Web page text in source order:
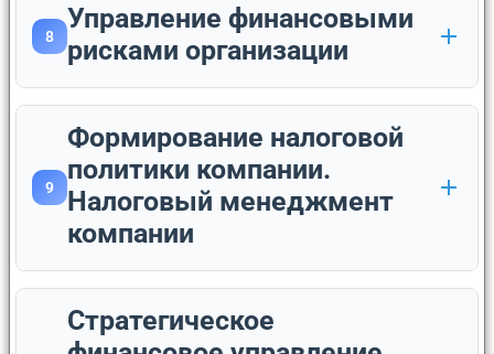
8
Управление финансовыми
рисками организации
9
Формирование налоговой
политики компании.
Налоговый менеджмент
компании
Стратегическое